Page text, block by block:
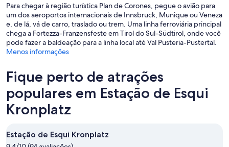
Para chegar à região turística Plan de Corones, pegue o avião para
um dos aeroportos internacionais de Innsbruck, Munique ou Veneza
e, de lá, vá de carro, traslado ou trem. Uma linha ferroviária principal
chega a Fortezza-Franzensfeste em Tirol do Sul-Südtirol, onde você
pode fazer a baldeação para a linha local até Val Pusteria-Pustertal.
Menos informações
Fique perto de atrações
populares em Estação de Esqui
Kronplatz
Estação de Esqui Kronplatz